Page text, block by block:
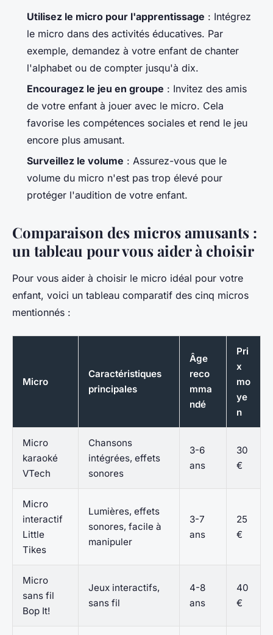
Utilisez le micro pour l'apprentissage : Intégrez
le micro dans des activités éducatives. Par
exemple, demandez à votre enfant de chanter
l'alphabet ou de compter jusqu'à dix.
Encouragez le jeu en groupe : Invitez des amis
de votre enfant à jouer avec le micro. Cela
favorise les compétences sociales et rend le jeu
encore plus amusant.
Surveillez le volume : Assurez-vous que le
volume du micro n'est pas trop élevé pour
protéger l'audition de votre enfant.
Comparaison des micros amusants :
un tableau pour vous aider à choisir
Pour vous aider à choisir le micro idéal pour votre
enfant, voici un tableau comparatif des cinq micros
mentionnés :
Micro
Caractéristiques
principales
Âge
reco
mma
ndé
Pri
x
mo
ye
n
Micro
karaoké
VTech
Chansons
intégrées, effets
sonores
3-6
ans
30
€
Micro
interactif
Little
Tikes
Lumières, effets
sonores, facile à
manipuler
3-7
ans
25
€
Micro
sans fil
Bop It!
Jeux interactifs,
sans fil
4-8
ans
40
€